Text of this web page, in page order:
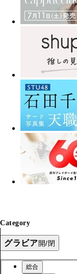
Category
グラビア開/閉
総合